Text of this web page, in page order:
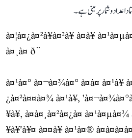
à¤¦à¤¿à¤²à¥à¤²à¥ à¤à¥
à¤¸à¤ ð¨
à¤¹à¤° à¤¬à¤¾à¤° à¤à¤
¿à¤²à¤¤à¤¾ à¤¹à¥,
¥à¥, à¤à¤¸à¤²à¤¿à¤
¥à¥'à¥¤ à¤¤à¥ à¤¹à¤®